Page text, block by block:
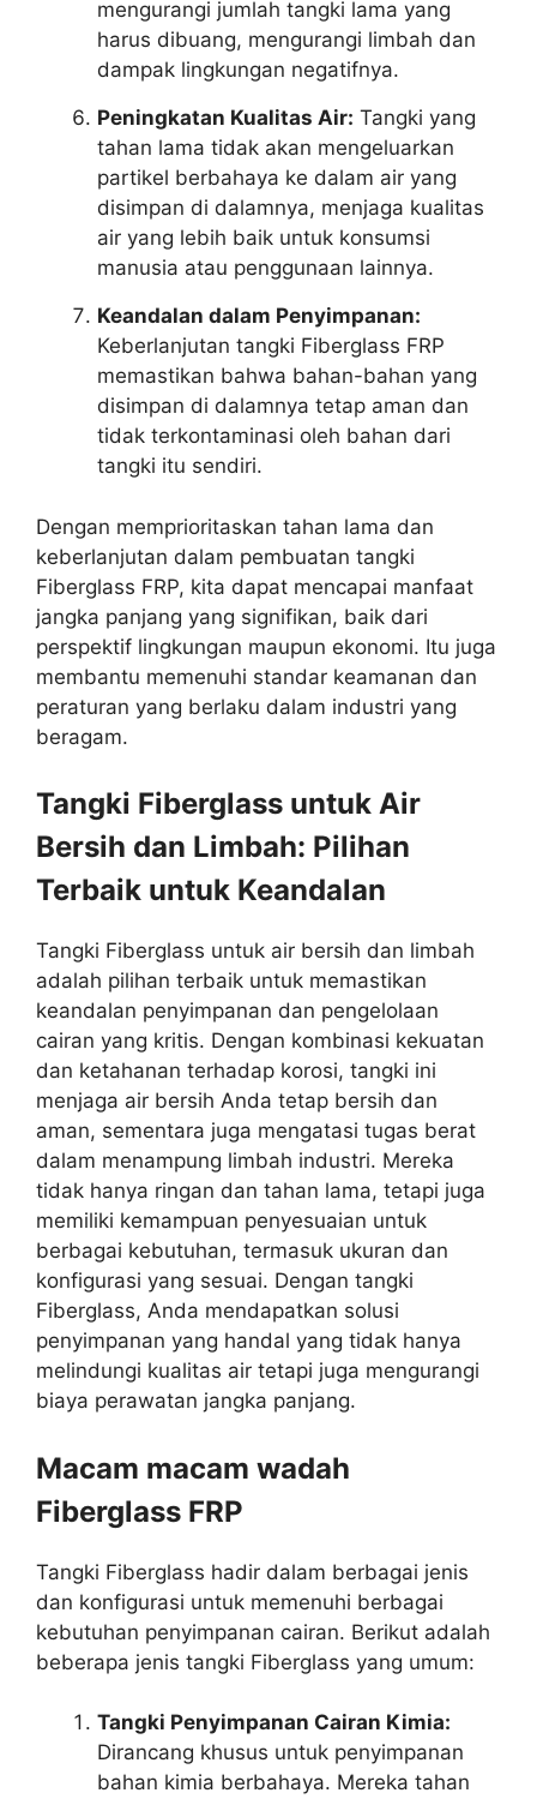
mengurangi jumlah tangki lama yang
harus dibuang, mengurangi limbah dan
dampak lingkungan negatifnya.
Peningkatan Kualitas Air: Tangki yang
tahan lama tidak akan mengeluarkan
partikel berbahaya ke dalam air yang
disimpan di dalamnya, menjaga kualitas
air yang lebih baik untuk konsumsi
manusia atau penggunaan lainnya.
Keandalan dalam Penyimpanan:
Keberlanjutan tangki Fiberglass FRP
memastikan bahwa bahan-bahan yang
disimpan di dalamnya tetap aman dan
tidak terkontaminasi oleh bahan dari
tangki itu sendiri.
Dengan memprioritaskan tahan lama dan
keberlanjutan dalam pembuatan tangki
Fiberglass FRP, kita dapat mencapai manfaat
jangka panjang yang signifikan, baik dari
perspektif lingkungan maupun ekonomi. Itu juga
membantu memenuhi standar keamanan dan
peraturan yang berlaku dalam industri yang
beragam.
Tangki Fiberglass untuk Air
Bersih dan Limbah: Pilihan
Terbaik untuk Keandalan
Tangki Fiberglass untuk air bersih dan limbah
adalah pilihan terbaik untuk memastikan
keandalan penyimpanan dan pengelolaan
cairan yang kritis. Dengan kombinasi kekuatan
dan ketahanan terhadap korosi, tangki ini
menjaga air bersih Anda tetap bersih dan
aman, sementara juga mengatasi tugas berat
dalam menampung limbah industri. Mereka
tidak hanya ringan dan tahan lama, tetapi juga
memiliki kemampuan penyesuaian untuk
berbagai kebutuhan, termasuk ukuran dan
konfigurasi yang sesuai. Dengan tangki
Fiberglass, Anda mendapatkan solusi
penyimpanan yang handal yang tidak hanya
melindungi kualitas air tetapi juga mengurangi
biaya perawatan jangka panjang.
Macam macam wadah
Fiberglass FRP
Tangki Fiberglass hadir dalam berbagai jenis
dan konfigurasi untuk memenuhi berbagai
kebutuhan penyimpanan cairan. Berikut adalah
beberapa jenis tangki Fiberglass yang umum:
Tangki Penyimpanan Cairan Kimia:
Dirancang khusus untuk penyimpanan
bahan kimia berbahaya. Mereka tahan